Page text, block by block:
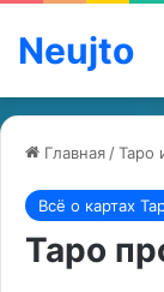
Neujto
Главная /Таро
Всё о картах
Таро